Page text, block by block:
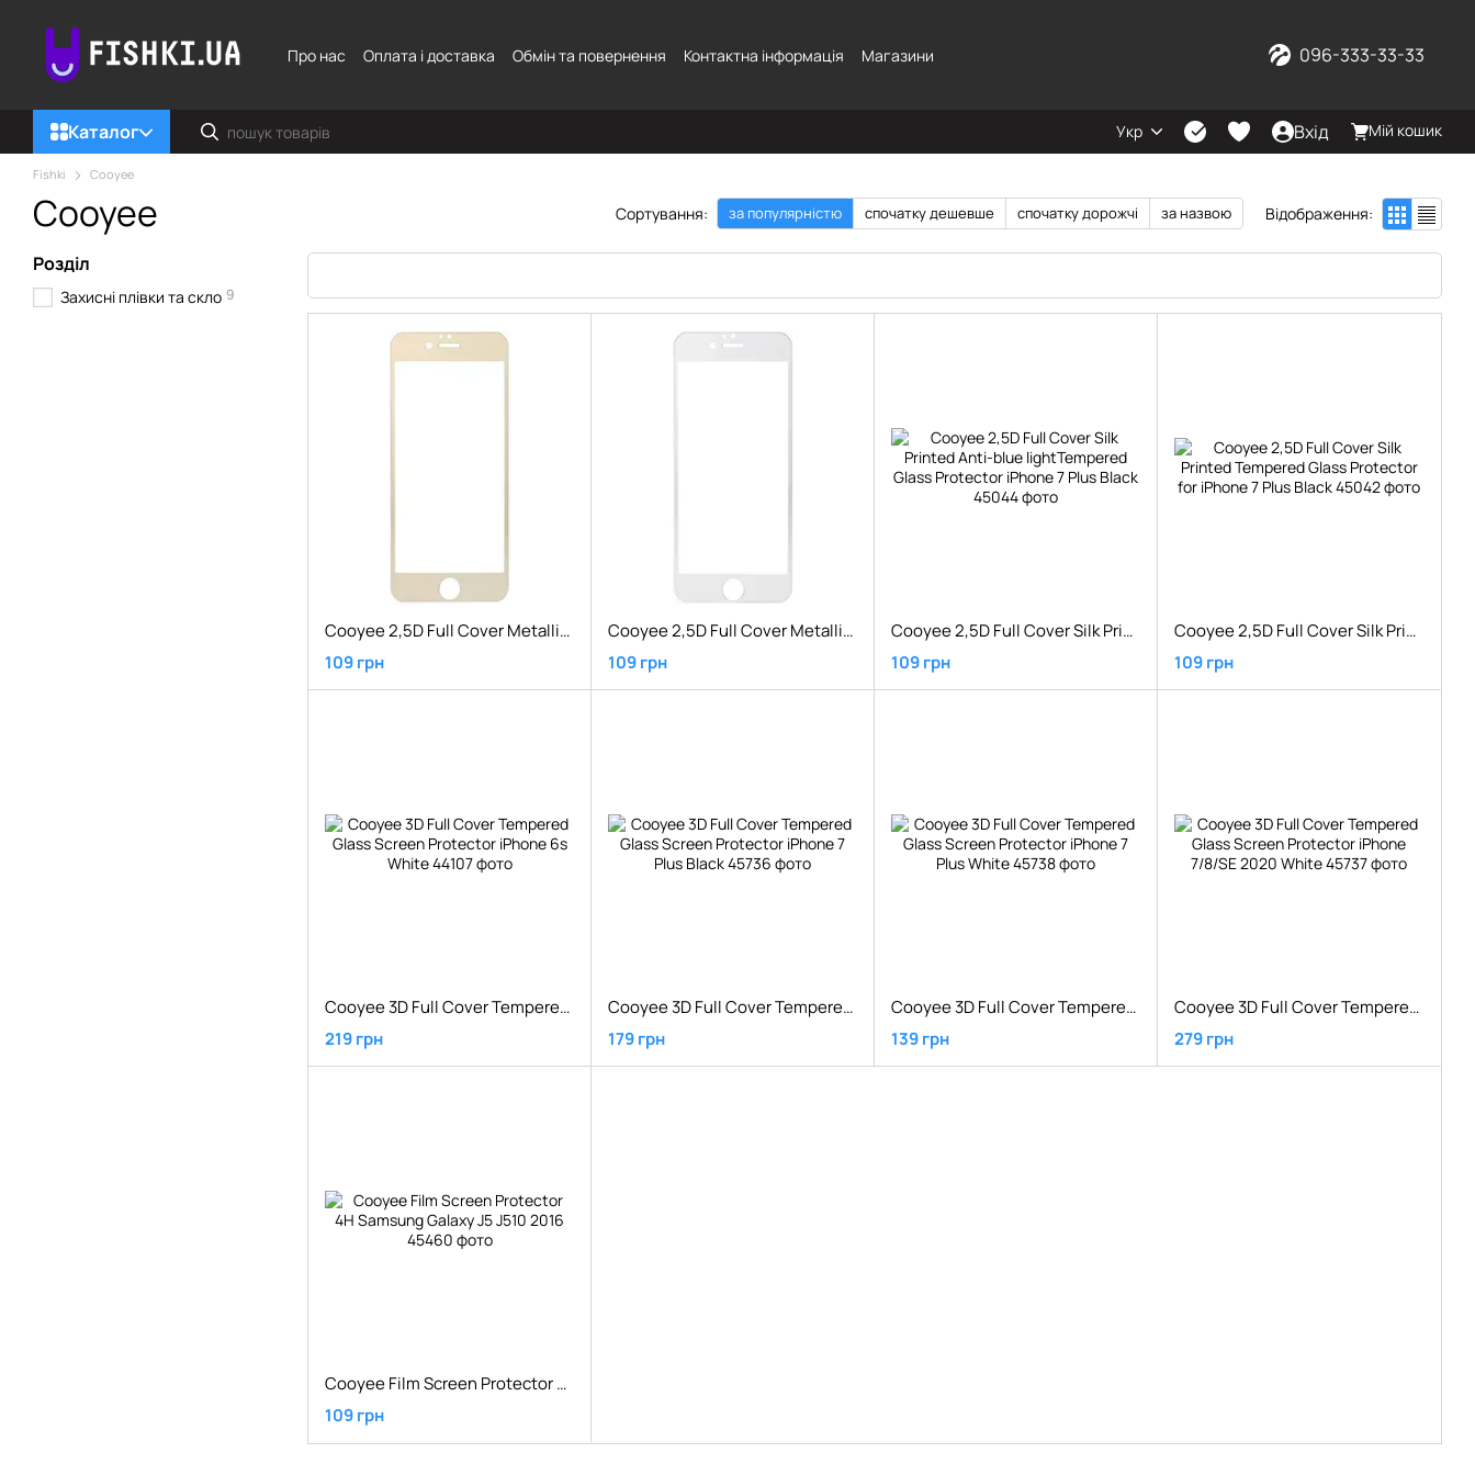
Про нас
Оплата і доставка Обмін та повернення Контактна інформація Магазини 096-333-33-33
Каталог Укр Вхід Мій кошик
Fishki Cooyee
Cooyee Сортування: за популярністю спочатку дешевше спочатку дорожчі за назвою Відображення:
Cooyee 2,5D Full Cover Metallic Tempered Glass Screen iPhone 6s Gold
109 грн
Cooyee 2,5D Full Cover Metallic Tempered Glass Screen iPhone 6s Silver
109 грн
Cooyee 2,5D Full Cover Silk Printed Anti-blue lightTempered Glass Protector iPhone 7 Plus Black
109 грн
Cooyee 2,5D Full Cover Silk Printed Tempered Glass Protector for iPhone 7 Plus Black
109 грн
Cooyee 3D Full Cover Tempered Glass Screen Protector iPhone 6s White
219 грн
Cooyee 3D Full Cover Tempered Glass Screen Protector iPhone 7 Plus Black
179 грн
Cooyee 3D Full Cover Tempered Glass Screen Protector iPhone 7 Plus White
139 грн
Cooyee 3D Full Cover Tempered Glass Screen Protector iPhone 7/8/SE 2020 White
279 грн
Cooyee Film Screen Protector 4H Samsung Galaxy J5 J510 2016
109 грн
Розділ
Захисні плівки та скло 9